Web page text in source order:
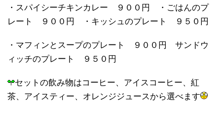
・スパイシーチキンカレー ９００円 ・ごはんのプ
レート ９００円 ・キッシュのプレート ９５０円
・マフィンとスープのプレート ９００円 サンドウ
ィッチのプレート ９５０円
セットの飲み物はコーヒー、アイスコーヒー、紅
茶、アイスティー、オレンジジュースから選べます